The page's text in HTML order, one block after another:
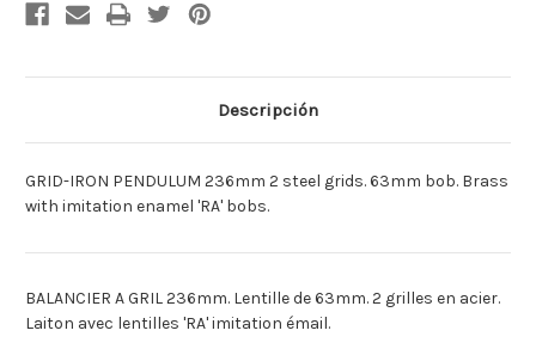
[Espagnol]PARRILLA
DE
[Espagnol]PARRILLA
DE
236MM
Descripción
GRID-IRON PENDULUM 236mm 2 steel grids. 63mm bob. Brass
with imitation enamel 'RA' bobs.
BALANCIER A GRIL 236mm. Lentille de 63mm. 2 grilles en acier.
Laiton avec lentilles 'RA' imitation émail.